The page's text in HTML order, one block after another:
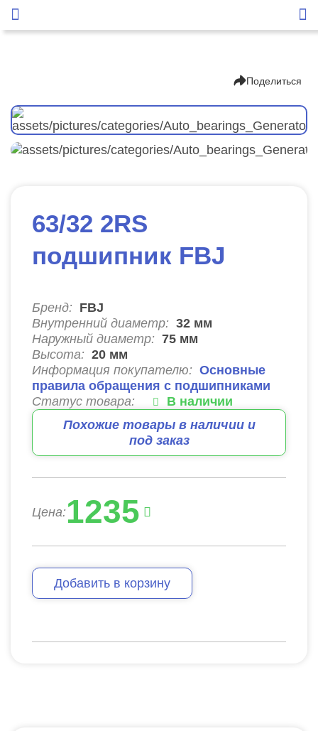
Поделиться
63/32 2RS
подшипник FBJ
Бренд: FBJ
Внутренний диаметр: 32 мм
Наружный диаметр: 75 мм
Высота: 20 мм
Информация покупателю: Основные
правила обращения с подшипниками
Статус товара:
В наличии
Похожие товары в наличии и
под заказ
Цена:1235
Добавить в корзину